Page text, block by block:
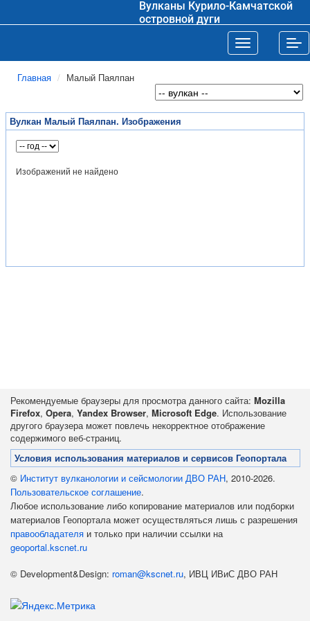
Вулканы Курило-Камчатской
островной дуги
Toggle
Главная Малый Паялпан
Вулкан Малый Паялпан. Изображения
Изображений не найдено
Рекомендуемые браузеры для просмотра данного сайта: Mozilla
Firefox, Opera, Yandex Browser, Microsoft Edge. Использование
другого браузера может повлечь некорректное отображение
содержимого веб-страниц.
Условия использования материалов и сервисов Геопортала
© Институт вулканологии и сейсмологии ДВО РАН, 2010-2026.
Пользовательское соглашение.
Любое использование либо копирование материалов или подборки
материалов Геопортала может осуществляться лишь с разрешения
правообладателя и только при наличии ссылки на
geoportal.kscnet.ru
© Development&Design: roman@kscnet.ru, ИВЦ ИВиС ДВО РАН